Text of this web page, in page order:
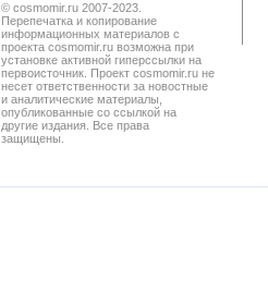
© cosmomir.ru 2007-2023.
Перепечатка и копирование
информационных материалов с
проекта cosmomir.ru возможна при
установке активной гиперссылки на
первоисточник. Проект cosmomir.ru не
несет ответственности за новостные
и аналитические материалы,
опубликованные со ссылкой на
другие издания. Все права
защищены.